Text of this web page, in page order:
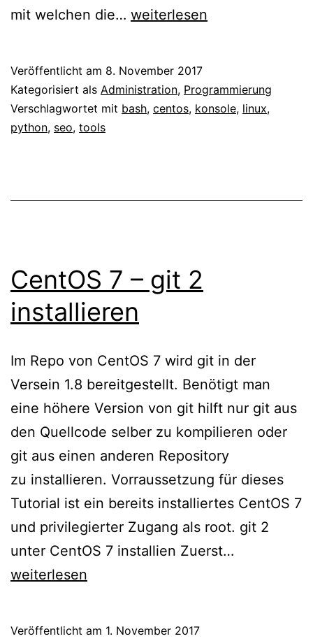
mit welchen die… Google
Check
mit
weiterlesen
Veröffentlicht am 8. November 2017
Kategorisiert als Administration, Programmierung
Verschlagwortet mit bash, centos, konsole, linux,
python, seo, tools
CentOS 7 – git 2
installieren
Im Repo von CentOS 7 wird git in der
Versein 1.8 bereitgestellt. Benötigt man
eine höhere Version von git hilft nur git aus
den Quellcode selber zu kompilieren oder
git aus einen anderen Repository
zu installieren. Vorraussetzung für dieses
Tutorial ist ein bereits installiertes CentOS 7
und privilegierter Zugang als root. git 2
unter CentOS 7 installien Zuerst…
weiterlesen
Veröffentlicht am 1. November 2017